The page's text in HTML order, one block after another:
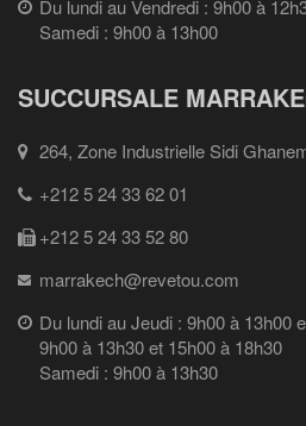
Du lundi au Vendredi : 9h00 à
Samedi : 9h00 à 13h00
SUCCURSALE
264, Zone Industrielle Sidi
+212 5 24 33 62 01
+212 5 24 33 52 80
marrakech@revetou.com
Du lundi au Jeudi : 9h00 à 13h00
9h00 à 13h30 et 15h00 à 18h30
Samedi : 9h00 à 13h30